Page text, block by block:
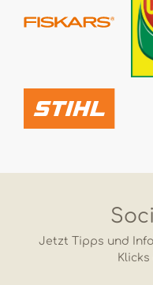
Jetzt Tipps und